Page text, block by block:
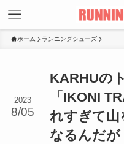
ホーム ランニングシューズ
KARHUの
「IKONI
れすぎて山
なるんだが
2023
8/05